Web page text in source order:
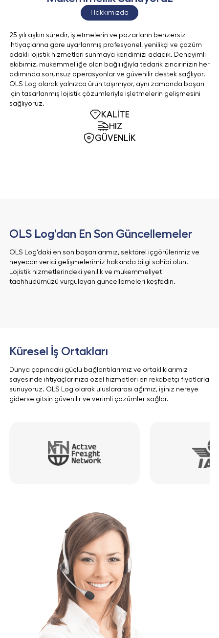
Hakkımızda
25 yılı aşkın süredir, işletmelerin ve pazarların benzersiz
ihtiyaçlarına göre uyarlanmış profesyonel, yenilikçi ve çözüm
odaklı lojistik hizmetleri sunmaya kendimizi adadık. Deneyimli
ekibimiz, mükemmelliğe olan bağlılığıyla tedarik zincirinizin her
adımında sorunsuz operasyonlar ve güvenilir destek sağlıyor.
OLS Log olarak yalnızca ürün taşımıyor, aynı zamanda başarı
için tasarlanmış lojistik çözümleriyle işletmelerin gelişmesini
sağlıyoruz.
KALİTE
HIZ
GÜVENLİK
OLS Log'dan En Son Güncellemeler
OLS Log'daki en son başarılarımız, sektörel içgörülerimiz ve
heyecan verici gelişmelerimiz hakkında bilgi sahibi olun.
Lojistik hizmetlerindeki yenilik ve mükemmeliyet
taahhüdümüzü vurgulayan güncellemeleri keşfedin.
Küresel İş Ortakları
Dünya çapındaki güçlü bağlantılarımız ve ortaklıklarımız
sayesinde ihtiyaçlarınıza özel hizmetleri en rekabetçi fiyatlarla
sunuyoruz. OLS Log olarak uluslararası ağımız, işiniz nereye
giderse gitsin güvenilir ve verimli çözümler sağlar.